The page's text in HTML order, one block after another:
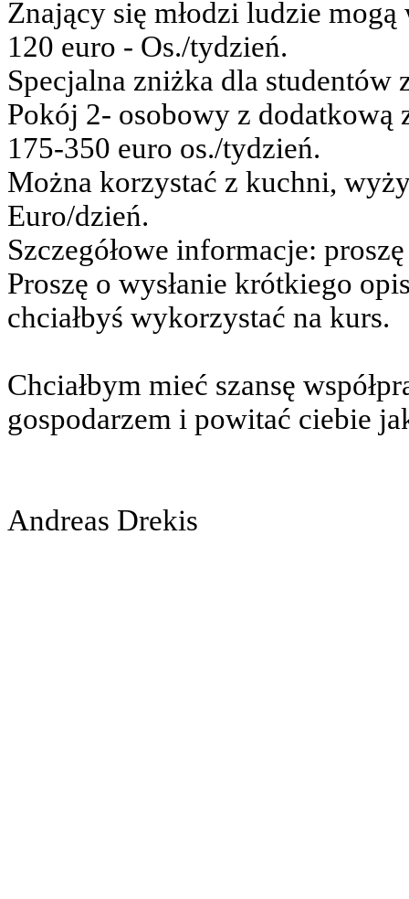
Znający się młodzi ludzie
120 euro - Os./tydzień.
Specjalna zniżka dla
Pokój 2- osobowy z
175-350 euro os./tydzień.
Można korzystać z kuchni,
Euro/dzień.
Szczegółowe informacje:
Proszę o wysłanie krótkiego
chciałbyś wykorzystać na kurs.
Chciałbym mieć szansę
gospodarzem i powitać ciebie
Andreas Drekis